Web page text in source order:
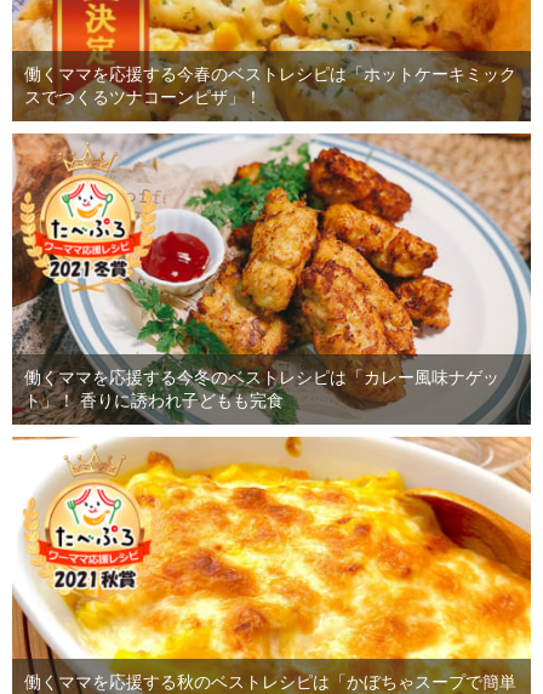
働くママを応援する今春のベストレシピは「ホットケーキミック
スでつくるツナコーンピザ」！
働くママを応援する今冬のベストレシピは「カレー風味ナゲッ
ト」！ 香りに誘われ子どもも完食
働くママを応援する秋のベストレシピは「かぼちゃスープで簡単